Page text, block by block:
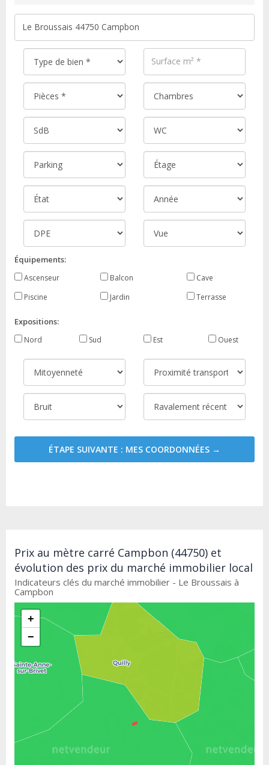
Équipements:
Ascenseur Balcon
Cave
Piscine
Jardin Terrasse
Expositions:
Nord Sud Est Ouest
ÉTAPE SUIVANTE : MES COORDONNÉES →
Prix au mètre carré Campbon (44750) et
évolution des prix du marché immobilier local
Indicateurs clés du marché immobilier - Le Broussais à
Campbon
+
−